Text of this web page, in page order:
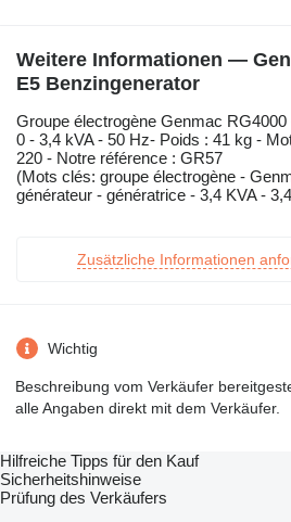
Weitere Informationen —
E5 Benzingenerator
Groupe électrogène Genmac
0 - 3,4 kVA - 50 Hz- Poids : 41 kg -
220 - Notre référence : GR57
(Mots clés: groupe électrogène -
générateur - génératrice - 3,4 KVA -
Zusätzliche Informationen
Wichtig
Beschreibung vom Verkäufer
alle Angaben direkt mit dem Verkäufer.
Hilfreiche Tipps für den Kauf
Sicherheitshinweise
Prüfung des Verkäufers